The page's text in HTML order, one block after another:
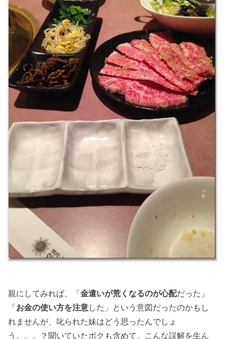
親にしてみれば、「金遣いが荒くなるのが心配だった」
「お金の使い方を注意した」という意図だったのかもし
れませんが、叱られた妹はどう思ったんでしょ
う。。。？聞いていたボクも含めて、こんな誤解を生ん